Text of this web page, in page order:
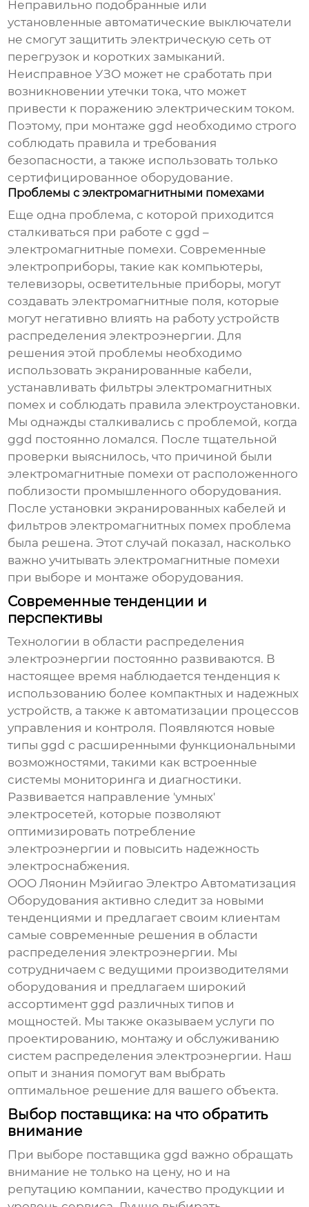
Неправильно подобранные или
установленные автоматические выключатели
не смогут защитить электрическую сеть от
перегрузок и коротких замыканий.
Неисправное УЗО может не сработать при
возникновении утечки тока, что может
привести к поражению электрическим током.
Поэтому, при монтажеggd необходимо строго
соблюдать правила и требования
безопасности, а также использовать только
сертифицированное оборудование.
Проблемы с электромагнитными помехами
Еще одна проблема, с которой приходится
сталкиваться при работе сggd –
электромагнитные помехи. Современные
электроприборы, такие как компьютеры,
телевизоры, осветительные приборы, могут
создавать электромагнитные поля, которые
могут негативно влиять на работу устройств
распределения электроэнергии. Для
решения этой проблемы необходимо
использовать экранированные кабели,
устанавливать фильтры электромагнитных
помех и соблюдать правила электроустановки.
Мы однажды сталкивались с проблемой, когда
ggd постоянно ломался. После тщательной
проверки выяснилось, что причиной были
электромагнитные помехи от расположенного
поблизости промышленного оборудования.
После установки экранированных кабелей и
фильтров электромагнитных помех проблема
была решена. Этот случай показал, насколько
важно учитывать электромагнитные помехи
при выборе и монтаже оборудования.
Современные тенденции и
перспективы
Технологии в области распределения
электроэнергии постоянно развиваются. В
настоящее время наблюдается тенденция к
использованию более компактных и надежных
устройств, а также к автоматизации процессов
управления и контроля. Появляются новые
типыggd с расширенными функциональными
возможностями, такими как встроенные
системы мониторинга и диагностики.
Развивается направление 'умных'
электросетей, которые позволяют
оптимизировать потребление
электроэнергии и повысить надежность
электроснабжения.
ООО Ляонин Мэйигао Электро Автоматизация
Оборудования активно следит за новыми
тенденциями и предлагает своим клиентам
самые современные решения в области
распределения электроэнергии. Мы
сотрудничаем с ведущими производителями
оборудования и предлагаем широкий
ассортиментggd различных типов и
мощностей. Мы также оказываем услуги по
проектированию, монтажу и обслуживанию
систем распределения электроэнергии. Наш
опыт и знания помогут вам выбрать
оптимальное решение для вашего объекта.
Выбор поставщика: на что обратить
внимание
При выборе поставщикаggd важно обращать
внимание не только на цену, но и на
репутацию компании, качество продукции и